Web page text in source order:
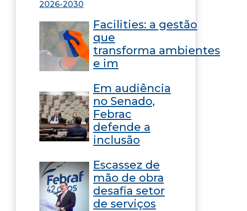
Facilities: a gestão
que
transforma ambientes
e im
Em audiência
no Senado,
Febrac
defende a
inclusão
Escassez de
mão de obra
desafia setor
de serviços